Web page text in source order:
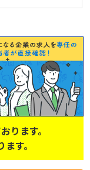
ります。
す。